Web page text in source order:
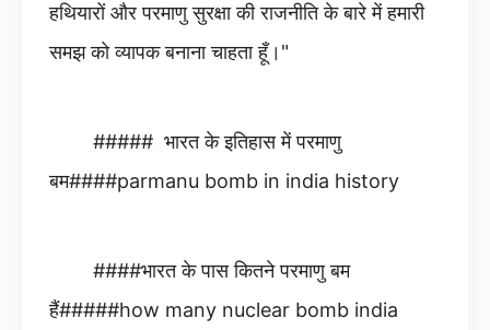
हथियारों और परमाणु सुरक्षा की राजनीति के बारे में हमारी
समझ को व्यापक बनाना चाहता हूँ।"
##### भारत के इतिहास में परमाणु
बम####parmanu bomb in india history
####भारत के पास कितने परमाणु बम
हैं#####how many nuclear bomb india